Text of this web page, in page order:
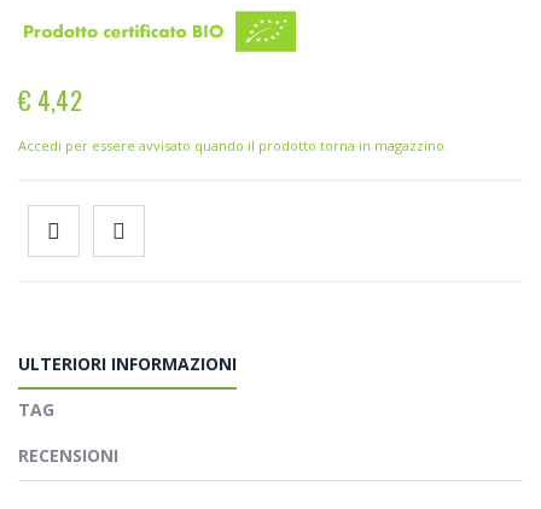
€ 4,42
Accedi per essere avvisato quando il prodotto torna in magazzino.
ULTERIORI INFORMAZIONI
TAG
RECENSIONI